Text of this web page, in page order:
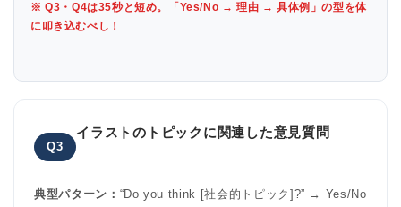
※ Q3・Q4は35秒と短め。「Yes/No → 理由 → 具体例」の型を体
に叩き込むべし！
Q3
イラストのトピックに関連した意見質問
典型パターン： “Do you think [社会的トピック]?” → Yes/No